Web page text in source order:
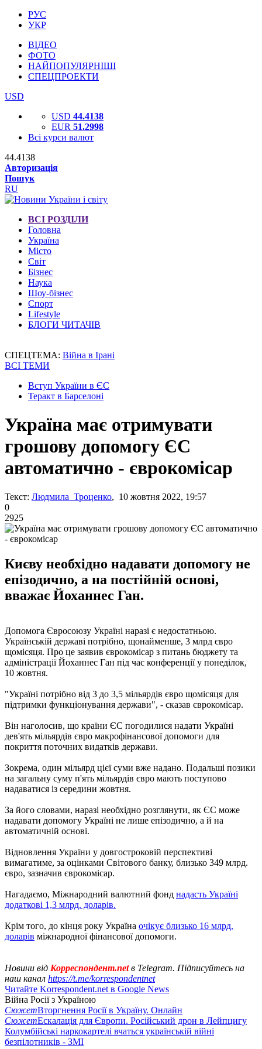
РУС
УКР
ВІДЕО
ФОТО
НАЙПОПУЛЯРНІШІ
СПЕЦПРОЕКТИ
USD
USD 44.4138
EUR 51.2998
Всі курси валют
44.4138
Авторизація
Пошук
RU
ВСІ РОЗДІЛИ
Головна
Україна
Місто
Світ
Бізнес
Наука
Шоу-бізнес
Спорт
Lifestyle
БЛОГИ ЧИТАЧІВ
СПЕЦТЕМА: Війна в Ірані
ВСІ ТЕМИ
Вступ України в ЄС
Теракт в Барселоні
Україна має отримувати
грошову допомогу ЄС
автоматично - єврокомісар
Текст: Людмила Троценко, 10 жовтня 2022, 19:57
0
2925
Києву необхідно надавати допомогу не
епізодично, а на постійній основі,
вважає Йоханнес Ган.
Допомога Євросоюзу Україні наразі є недостатньою.
Українській державі потрібно, щонайменше, 3 млрд євро
щомісяця. Про це заявив єврокомісар з питань бюджету та
адміністрації Йоханнес Ган під час конференції у понеділок,
10 жовтня.
"Україні потрібно від 3 до 3,5 мільярдів євро щомісяця для
підтримки функціонування держави", - сказав єврокомісар.
Він наголосив, що країни ЄС погодилися надати Україні
дев'ять мільярдів євро макрофінансової допомоги для
покриття поточних видатків держави.
Зокрема, один мільярд цієї суми вже надано. Подальші позики
на загальну суму п'ять мільярдів євро мають поступово
надаватися із середини жовтня.
За його словами, наразі необхідно розглянути, як ЄС може
надавати допомогу Україні не лише епізодично, а й на
автоматичній основі.
Відновлення України у довгостроковій перспективі
вимагатиме, за оцінками Світового банку, близько 349 млрд.
євро, зазначив єврокомісар.
Нагадаємо, Міжнародний валютний фонд надасть Україні
додаткові 1,3 млрд. доларів.
Крім того, до кінця року Україна очікує близько 16 млрд.
доларів міжнародної фінансової допомоги.
Новини від Корреспондент.netв Telegram. Підписуйтесь на
наш канал https://t.me/korrespondentnet
Читайте Korrespondent.net в Google News
Війна Росії з Україною
СюжетВторгнення Росії в Україну. Онлайн
СюжетЕскалація для Європи. Російський дрон в Лейпцигу
Колумбійські наркокартелі вчаться українській війні
безпілотників - ЗМІ